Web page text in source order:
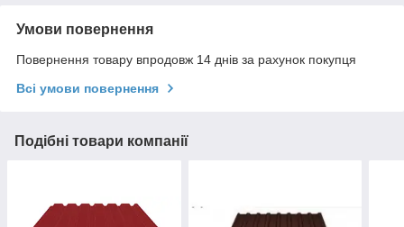
Умови повернення
Повернення товару впродовж 14 днів за рахунок покупця
Всі умови повернення
Подібні товари компанії